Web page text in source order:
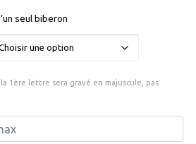
seul biberon
la 1ère lettre sera gravé en majuscule, pas